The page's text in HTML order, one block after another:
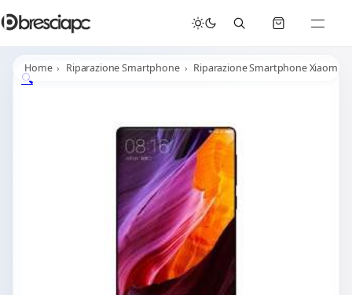
☀️ Chiusura Estiva - Il laboratorio resterà chiuso per ferie dal 29/06/2026 al 05/07/2026 compresi.
Home Riparazione Smartphone Riparazione Smartphone Xiaomi
🔍